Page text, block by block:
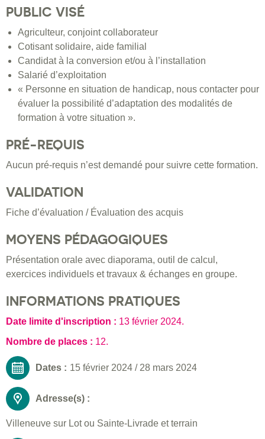
PUBLIC VISÉ
Agriculteur, conjoint collaborateur
Cotisant solidaire, aide familial
Candidat à la conversion et/ou à l’installation
Salarié d’exploitation
« Personne en situation de handicap, nous contacter pour
évaluer la possibilité d’adaptation des modalités de
formation à votre situation ».
PRÉ-REQUIS
Aucun pré-requis n’est demandé pour suivre cette formation.
VALIDATION
Fiche d’évaluation / Évaluation des acquis
MOYENS PÉDAGOGIQUES
Présentation orale avec diaporama, outil de calcul,
exercices individuels et travaux & échanges en groupe.
INFORMATIONS PRATIQUES
Date limite d'inscription : 13 février 2024.
Nombre de places : 12.
Dates : 15 février 2024 / 28 mars 2024
Adresse(s) :
Villeneuve sur Lot ou Sainte-Livrade et terrain